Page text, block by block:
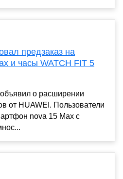
предзаказ на
и часы WATCH FIT 5
о расширении
от HUAWEI. Пользователи
nova 15 Max с